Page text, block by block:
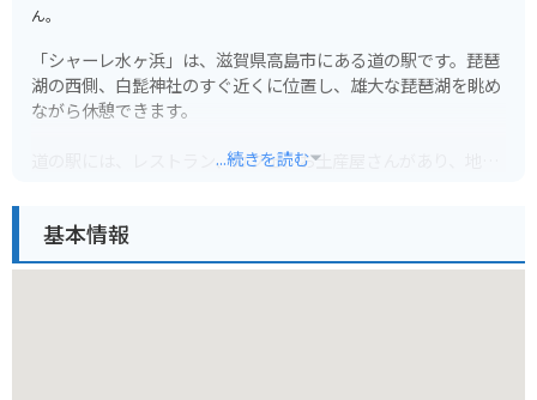
ん。
「シャーレ水ヶ浜」は、滋賀県高島市にある道の駅です。琵琶
湖の西側、白髭神社のすぐ近くに位置し、雄大な琵琶湖を眺め
ながら休憩できます。
道の駅には、レストラン、カフェ、お土産屋さんがあり、地元
めです。また、琵琶湖を一望できる展望台もあり、景色を楽し
むこともできます。
...続きを読む
基本情報